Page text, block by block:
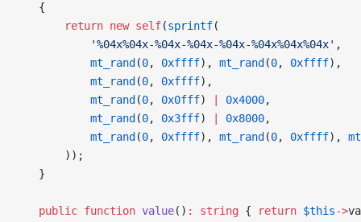
    {
        return
new self(sprintf(
            '%04x%04x-%04x-%04x-%04x-%04x%04x%04x'
,
            mt_rand
(0, 0xffff), mt_rand (0, 0xffff),
            mt_rand
(0, 0xffff),
            mt_rand
(0, 0x0fff) 0x4000,
            mt_rand
(0, 0x3fff) 0x8000,
            mt_rand
(0, 0xffff), mt_rand (0, 0xffff),
        ));
    }
    public
function value() : string { return $this->